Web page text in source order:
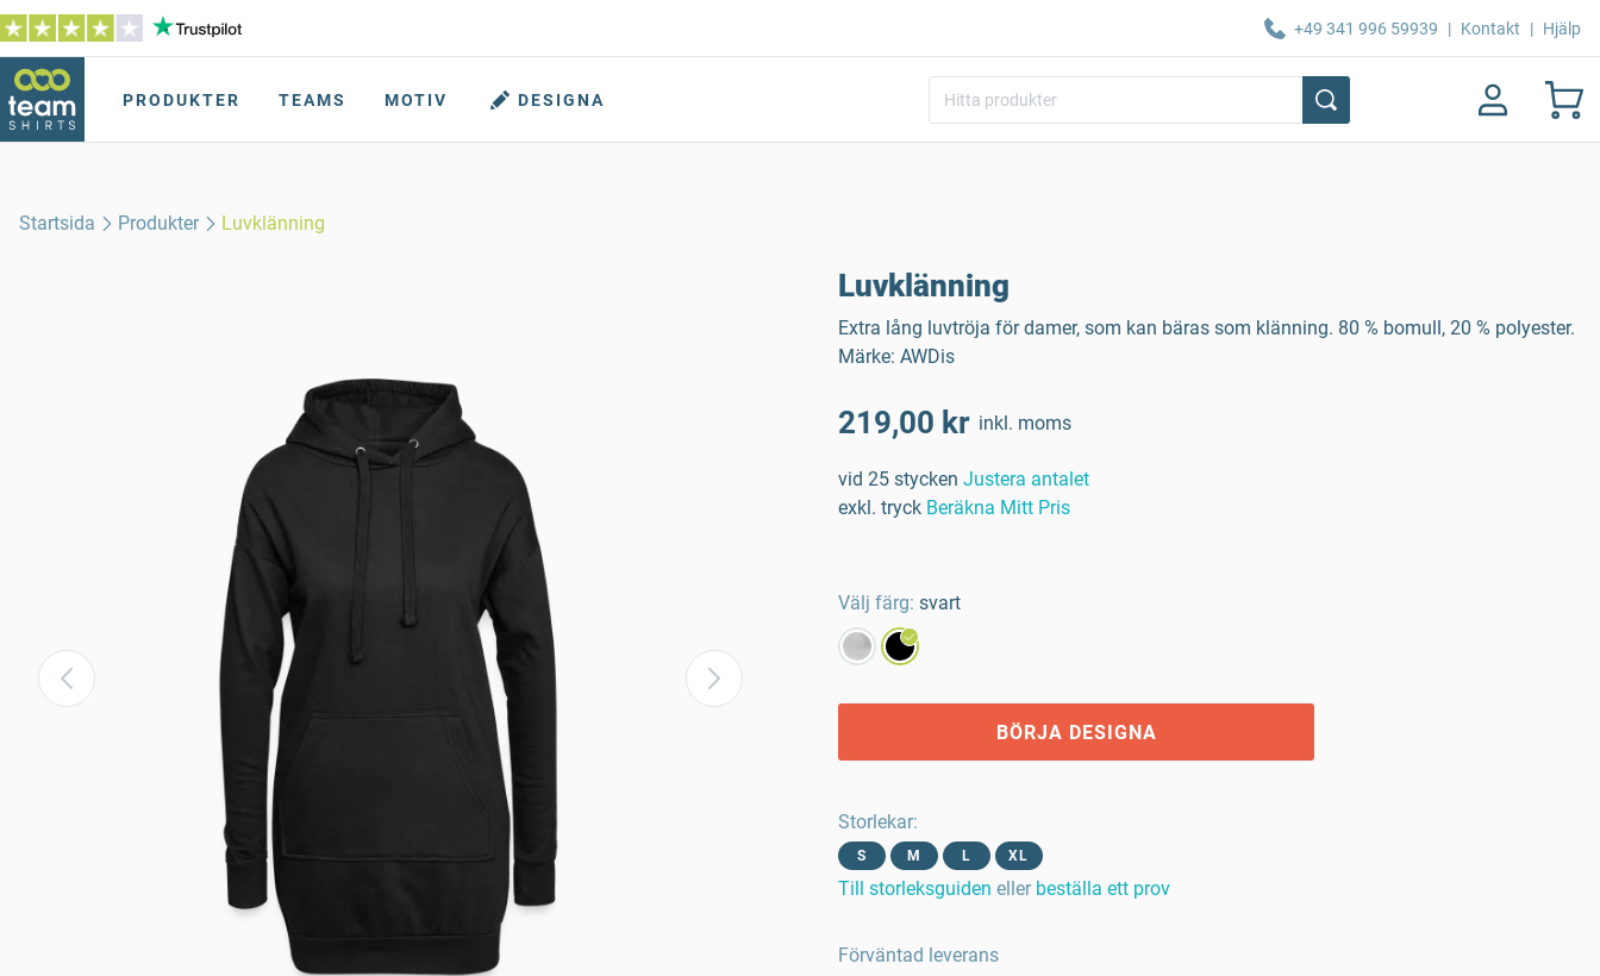
+49 341 996 59939 | Kontakt | Hjälp
PRODUKTER TEAMS MOTIV DESIGNA
Startsida Produkter Luvklänning
Luvklänning
Extra lång luvtröja för damer, som kan bäras som klänning. 80 % bomull, 20 % polyester.
Märke: AWDis
219,00 kr inkl. moms
vid 25 stycken Justera antalet
exkl. tryck Beräkna Mitt Pris
Välj färg: svart
BÖRJA DESIGNA
Storlekar:
S M L XL
Till storleksguiden eller beställa ett prov
Förväntad leverans